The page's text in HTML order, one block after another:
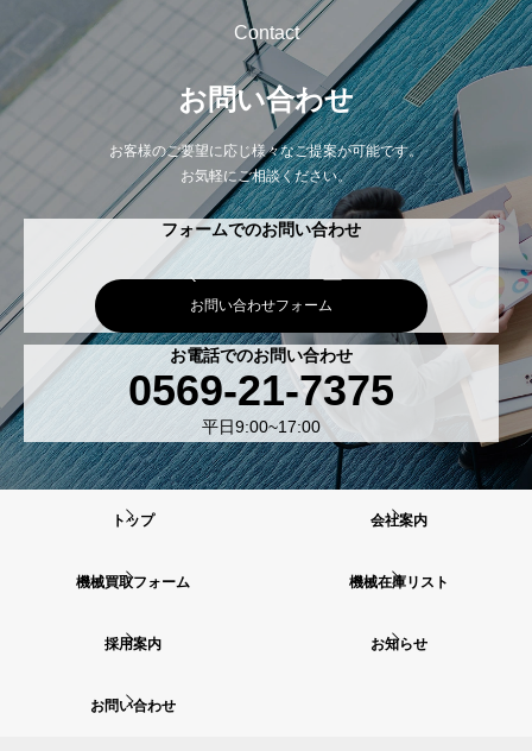
Contact
お問い合わせ
お客様のご要望に応じ様々なご提案が可能です。
お気軽にご相談ください。
フォームでのお問い合わせ
お問い合わせフォーム
お電話でのお問い合わせ
0569-21-7375
平日9:00~17:00
トップ 会社案内
機械買取フォーム 機械在庫リスト
採用案内 お知らせ
お問い合わせ